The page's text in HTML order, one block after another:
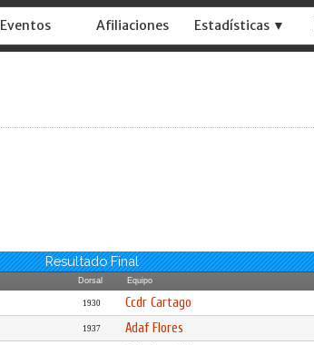
Eventos Afiliaciones Estadísticas ▼
Resultado Final
Dorsal Equipo
1930 Ccdr Cartago
1937 Adaf Flores